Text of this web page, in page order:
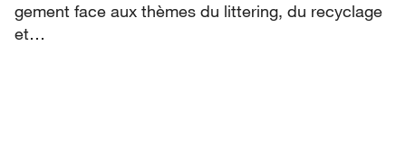
gement face aux thèmes du littering, du recyclage
et…